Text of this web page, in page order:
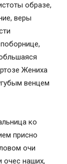
образе,
веры
Жениха
венцем
ко
присно
очи
очес наших,